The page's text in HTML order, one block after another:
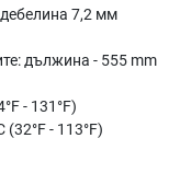
7,2 мм
дължина - 555 mm
- 131°F)
(32°F - 113°F)